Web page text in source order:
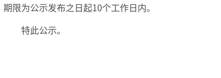
期限为公示发布之日起10个工作日内。
特此公示。